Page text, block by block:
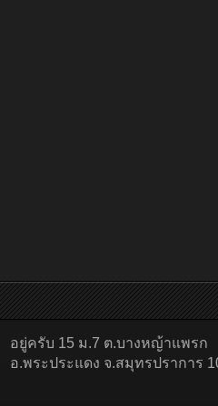
อยู่ครับ 15 ม.7 ต.บางหญ้าแพรก
อ.พระประแดง จ.สมุทรปราการ